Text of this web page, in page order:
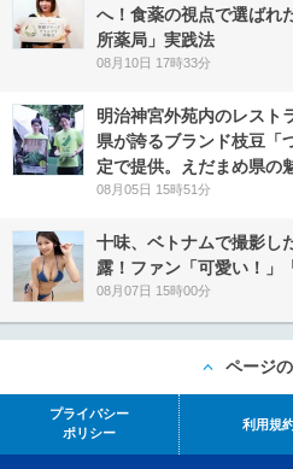
へ！食薬の視点で選ばれ
所薬局」実践法
08月10日 17時33分
明治神宮外苑内のレスト
県が誇るブランド枝豆「
定で提供。えだまめ県の
08月05日 15時51分
十味、ベトナムで撮影し
露！ファン「可愛い！」
08月07日 15時00分
ページ
プライバシー
ポリシー
利用規